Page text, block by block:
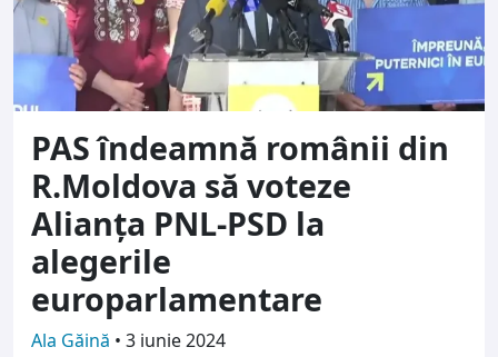
PAS îndeamnă românii din
R.Moldova să voteze
Alianța PNL-PSD la
alegerile
europarlamentare
Ala Găină • 3 iunie 2024